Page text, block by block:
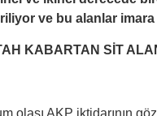
ve bu alanlar imara
KABARTAN SİT
olası AKP iktidarının